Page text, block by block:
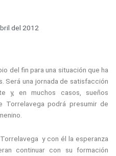
del 2012
del fin para una situación que ha
Será una jornada de satisfacción
y, en muchos casos, sueños
Torrelavega podrá presumir de
y con él la esperanza
continuar con su formación